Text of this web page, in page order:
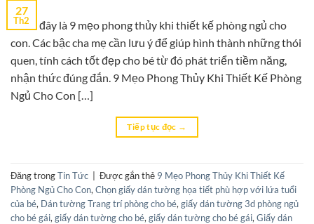
27
Th2
Dưới đây là 9 mẹo phong thủy khi thiết kế phòng ngủ cho
con. Các bậc cha mẹ cần lưu ý để giúp hình thành những thói
quen, tính cách tốt đẹp cho bé từ đó phát triển tiềm năng,
nhận thức đúng đắn. 9 Mẹo Phong Thủy Khi Thiết Kế Phòng
Ngủ Cho Con […]
Tiếp tục đọc →
Đăng trongTin Tức Được gắn thẻ 9 Mẹo Phong Thủy Khi Thiết Kế
Phòng Ngủ Cho Con, Chọn giấy dán tường họa tiết phù hợp với lứa tuổi
của bé, Dán tường Trang trí phòng cho bé, giấy dán tường 3d phòng ngủ
cho bé gái, giấy dán tường cho bé, giấy dán tường cho bé gái, Giấy dán